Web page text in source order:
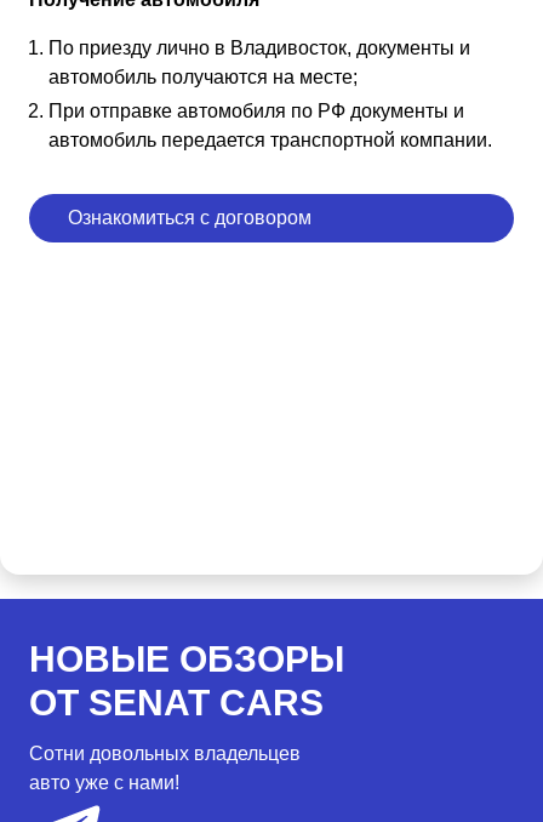
По приезду лично в Владивосток, документы и
автомобиль получаются на месте;
При отправке автомобиля по РФ документы и
автомобиль передается транспортной компании.
Ознакомиться с договором
НОВЫЕ ОБЗОРЫ
ОТ SENAT CARS
Сотни довольных владельцев
авто уже с нами!